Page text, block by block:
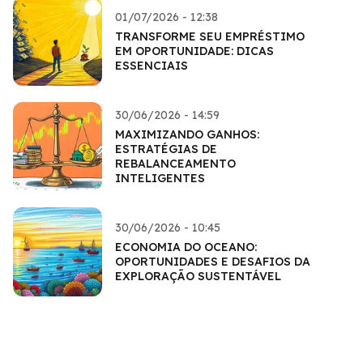
01/07/2026 - 12:38
TRANSFORME SEU EMPRÉSTIMO
EM OPORTUNIDADE: DICAS
ESSENCIAIS
30/06/2026 - 14:59
MAXIMIZANDO GANHOS:
ESTRATÉGIAS DE
REBALANCEAMENTO
INTELIGENTES
30/06/2026 - 10:45
ECONOMIA DO OCEANO:
OPORTUNIDADES E DESAFIOS DA
EXPLORAÇÃO SUSTENTÁVEL